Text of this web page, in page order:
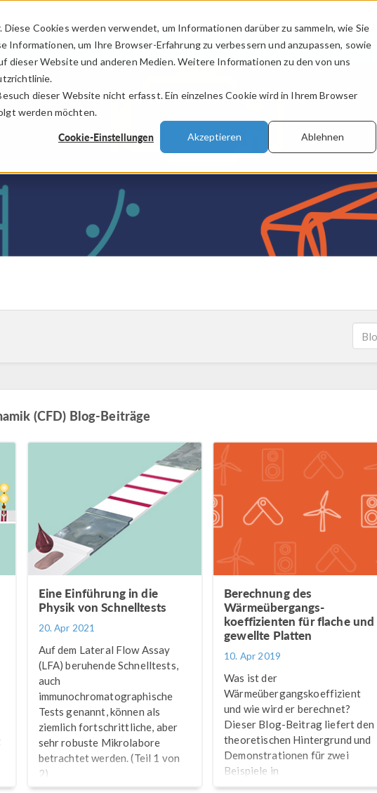
Cookies werden verwendet, um Informationen darüber zu sammeln, wie Sie
um Ihre Browser-Erfahrung zu verbessern und anzupassen, sowie
dieser Website und anderen Medien. Weitere Informationen zu den von uns
dieser Website nicht erfasst. Ein einzelnes Cookie wird in Ihrem Browser
werden möchten.
Cookie-Einstellungen Akzeptieren Ablehnen
PRODUKTE BRANCHEN VIDEOS
(CFD) Blog-Beiträge
Eine Einführung in die
Physik von Schnelltests
20. Apr 2021
Auf dem Lateral Flow Assay
(LFA) beruhende Schnelltests,
auch
immunochromatographische
Tests genannt, können als
ziemlich fortschrittliche, aber
sehr robuste Mikrolabore
betrachtet werden. (Teil 1 von
2)
Berechnung des
Wärmeübergangs-
koeffizienten für flache und
gewellte Platten
10. Apr 2019
Was ist der
Wärmeübergangskoeffizient
und wie wird er berechnet?
Dieser Blog-Beitrag liefert den
theoretischen Hintergrund und
Demonstrationen für zwei
Beispiele in
COMSOL Multiphysics .